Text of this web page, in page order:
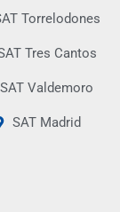
Torrelodones
Tres Cantos
SAT Valdemoro
SAT Madrid